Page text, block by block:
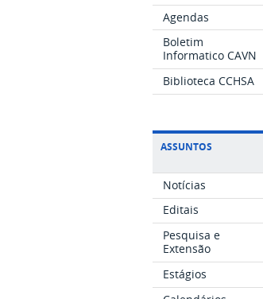
Agendas
Boletim
Informatico CAVN
Biblioteca CCHSA
ASSUNTOS
Notícias
Editais
Pesquisa e
Extensão
Estágios